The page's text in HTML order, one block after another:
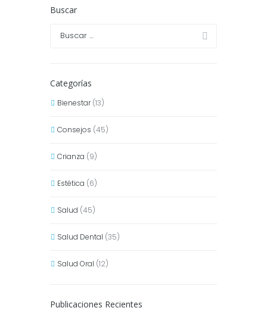
Buscar
Categorías
Bienestar(13)
Consejos (45)
Crianza (9)
Estética (6)
Salud (45)
Salud Dental (35)
Salud Oral (12)
Publicaciones Recientes